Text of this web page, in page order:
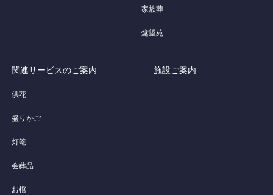
家族葬
燧望苑
関連サービスのご案内
供花
盛りかご
灯篭
会葬品
お棺
施設ご案内